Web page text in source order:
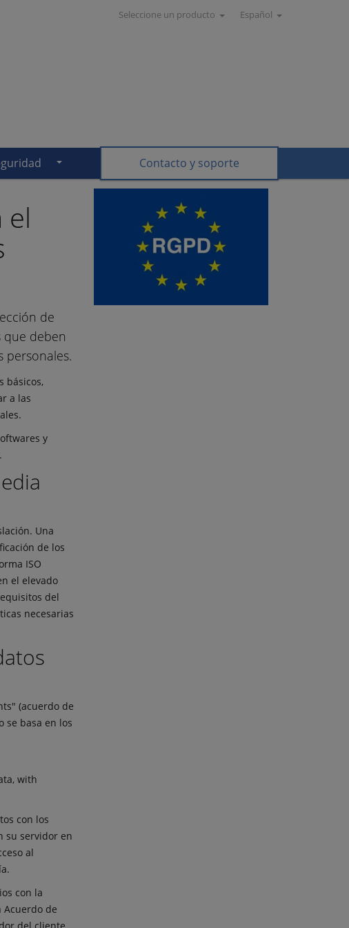
Seleccione un producto Español
Contacto y soporte
el
de
que deben
personales.
básicos,
a las
y
Una
de los
ISO
el elevado
del
necesarias
(acuerdo de
se basa en los
with
con los
su servidor en
al
con la
de